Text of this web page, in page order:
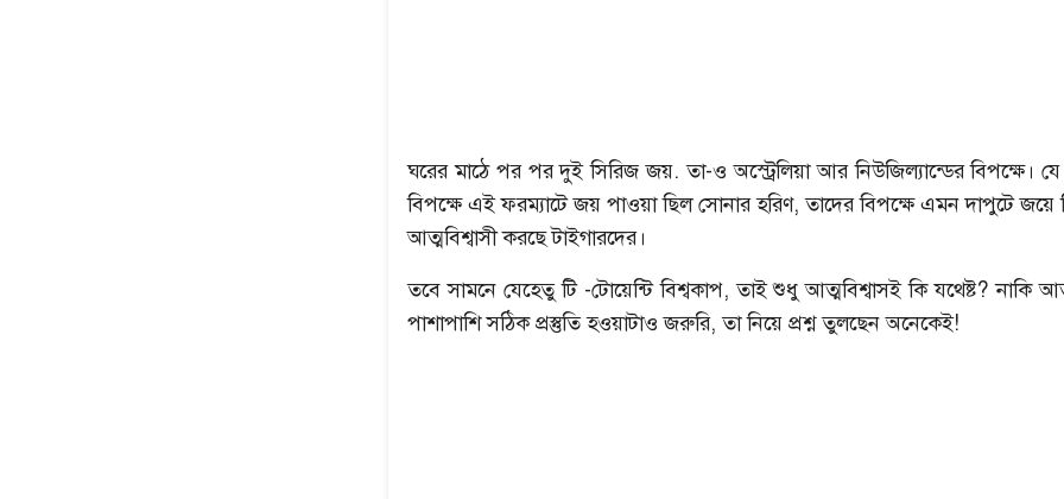
ঘরের মাঠে পর পর দুই সিরিজ জয়. তা-ও অস্ট্রেলিয়া আর নিউজিল্যান্ডের বিপক্ষে।
বিপক্ষে এই ফরম্যাটে জয় পাওয়া ছিল সোনার হরিণ, তাদের বিপক্ষে এমন দাপুটে জয়ে
আত্মবিশ্বাসী করছে টাইগারদের।
তবে সামনে যেহেতু টি -টোয়েন্টি বিশ্বকাপ, তাই শুধু আত্মবিশ্বাসই কি যথেষ্ট? নাকি
পাশাপাশি সঠিক প্রস্তুতি হওয়াটাও জরুরি, তা নিয়ে প্রশ্ন তুলছেন অনেকেই!